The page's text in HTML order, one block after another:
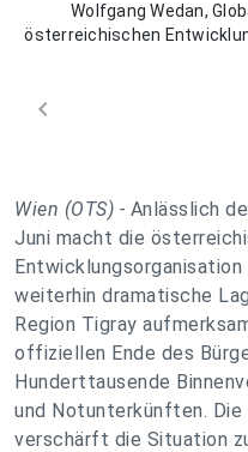
Wolfgang Wedan,
österreichischen
chevron_left
Wien (OTS) - Anlässlich
Juni macht die
weiterhin dramatische
Region Tigray
offiziellen Ende des
Hunderttausende
und Notunterkünften.
verschärft die Situation